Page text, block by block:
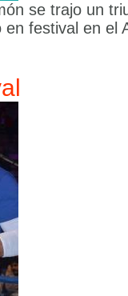
se trajo un
festival en el